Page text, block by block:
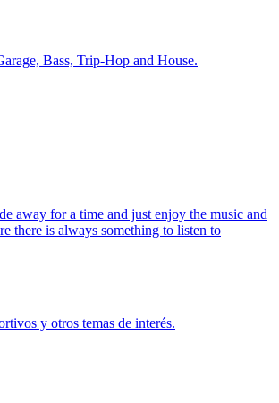
Bass, Trip-Hop and House.
away for a time and just enjoy the music and
there is always something to listen to
y otros temas de interés.